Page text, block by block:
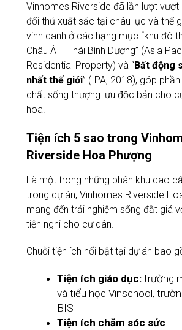
Vinhomes Riverside đã lần lượt
đối thủ xuất sắc tại châu lục và thế
vinh danh ở các hạng mục “khu đô
Châu Á – Thái Bình Dương” (Asia
Residential Property) và “Bất động
nhất thế giới” (IPA, 2018), góp
chất sống thượng lưu độc bản cho
hoa.
Tiện ích 5 sao trong
Riverside Hoa Phượng
Là một trong những phân khu cao
trong dự án, Vinhomes Riverside
mang đến trải nghiệm sống đắt giá
tiện nghi cho cư dân.
Chuỗi tiện ích nổi bật tại dự án bao
Tiện ích giáo dục: trường
và tiểu học Vinschool,
BIS
Tiện ích chăm sóc sức